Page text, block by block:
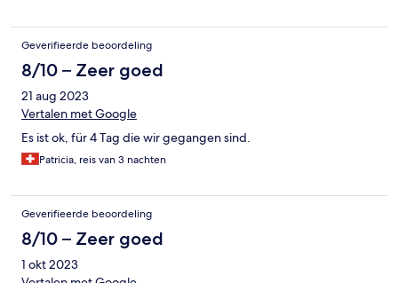
Geverifieerde beoordeling
8/10 – Zeer goed
21 aug 2023
Vertalen met Google
Es ist ok, für 4 Tag die wir gegangen sind.
Patricia, reis van 3 nachten
Geverifieerde beoordeling
8/10 – Zeer goed
1 okt 2023